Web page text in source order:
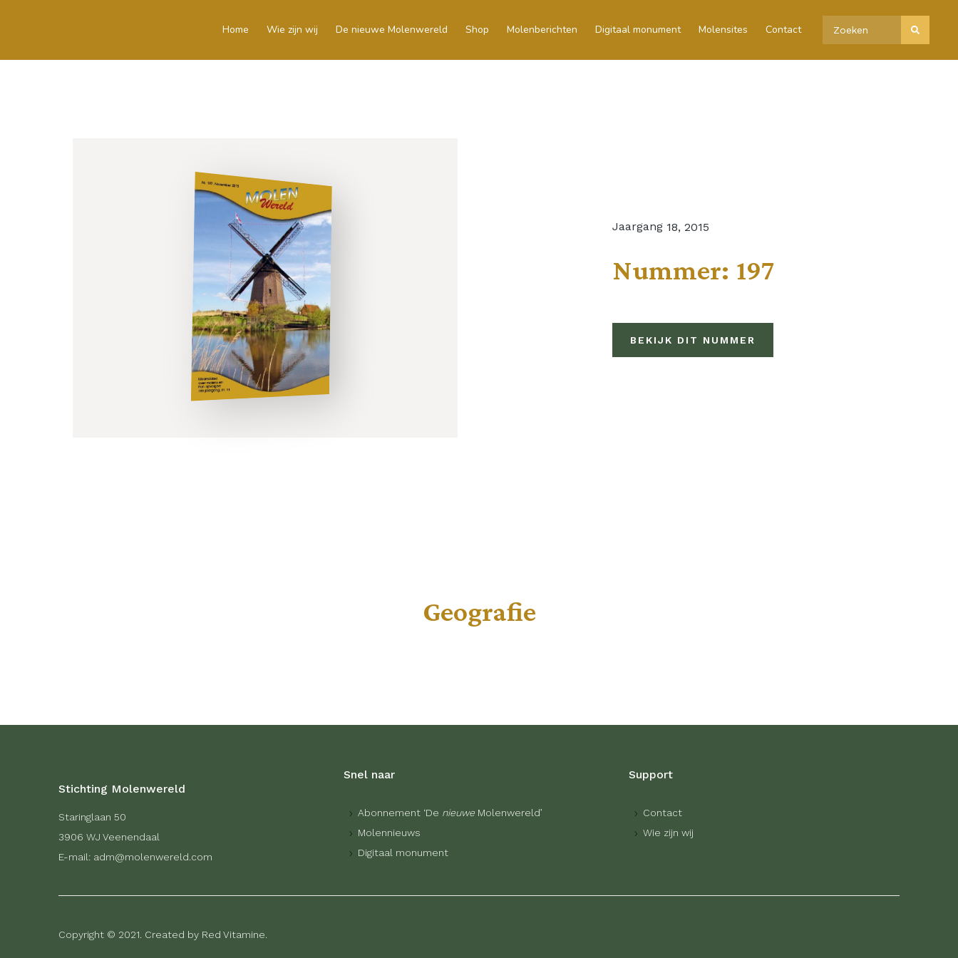
Home Wie zijn wij De nieuwe Molenwereld Shop Molenberichten Digitaal monument Molensites Contact
Jaargang 18, 2015
Nummer: 197
BEKIJK DIT NUMMER
Geografie
Stichting Molenwereld
Staringlaan 50
3906 WJ Veenendaal
E-mail: adm@molenwereld.com
Snel naar
Abonnement ‘De nieuwe Molenwereld’
Molennieuws
Digitaal monument
Support
Contact
Wie zijn wij
Copyright © 2021. Created by Red Vitamine.